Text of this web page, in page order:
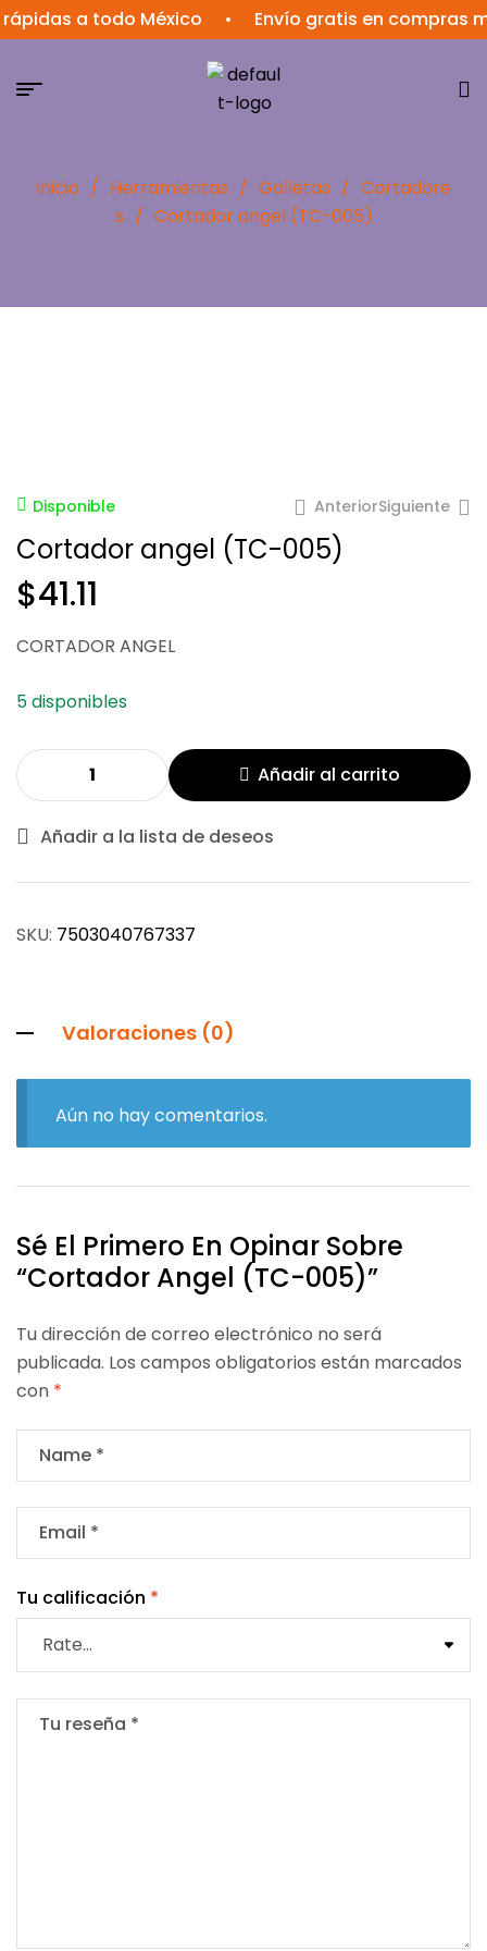
a todo México Envío gratis en compras
Inicio / Herramientas / Galletas / Cortadore
s / Cortador angel (TC-005)
Disponible AnteriorSiguiente
Cortador angel (TC-005)
$41.11
CORTADOR ANGEL
5 disponibles
Añadir al carrito
Añadir a la lista de deseos
SKU: 7503040767337
Valoraciones (0)
Aún no hay comentarios.
Sé El Primero En Opinar Sobre
“Cortador Angel (TC-005)”
Tu dirección de correo electrónico no será
publicada. Los campos obligatorios están marcados
con *
Tu calificación *